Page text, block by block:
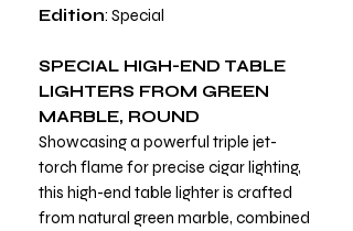
Edition: Special
SPECIAL HIGH-END TABLE
LIGHTERS FROM GREEN
MARBLE, ROUND
Showcasing a powerful triple jet-
torch flame for precise cigar lighting,
this high-end table lighter is crafted
from natural green marble, combined